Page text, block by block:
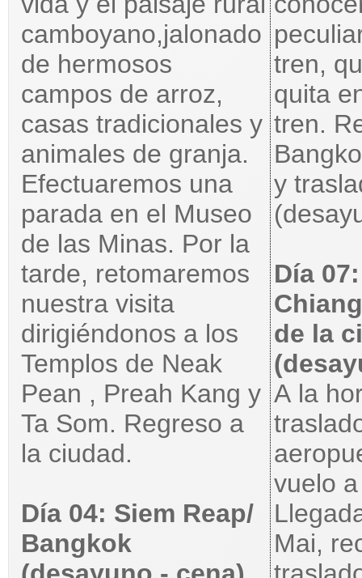
camboyano,jalonado
de hermosos
campos de arroz,
casas tradicionales y
animales de granja.
Efectuaremos una
parada en el Museo
de las Minas. Por la
tarde, retomaremos
nuestra visita
dirigiéndonos a los
Templos de Neak
Pean , Preah Kang y
Ta Som. Regreso a
la ciudad.
Día 04: Siem Reap/
Bangkok
tren,
quita
tren.
y
Día
de la
A la
vuelo
Mai,